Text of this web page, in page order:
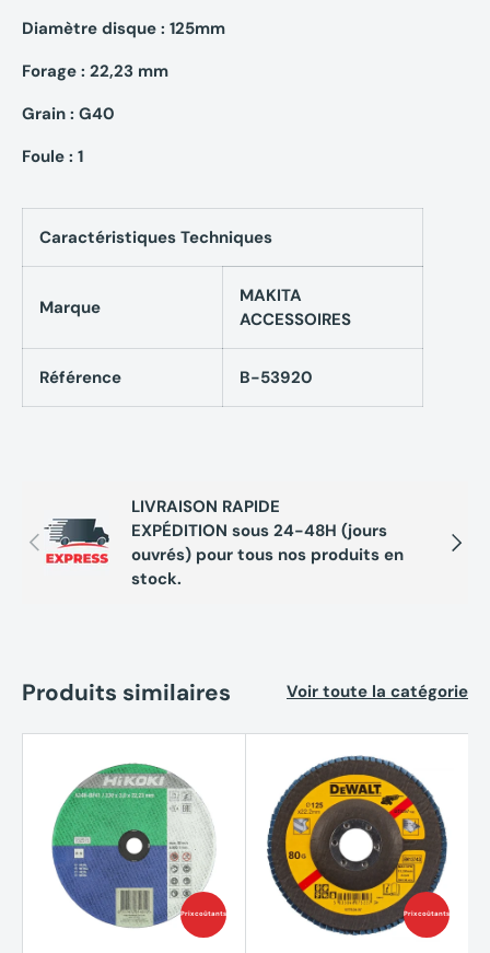
Diamètre disque : 125mm
Forage : 22,23 mm
Grain : G40
Foule : 1
Caractéristiques Techniques
Marque
MAKITA
ACCESSOIRES
Référence B-53920
Précédent
LIVRAISON RAPIDE
EXPÉDITION sous 24-48H (jours
ouvrés) pour tous nos produits en
stock.
Produits similaires Voir toute la catégorie
Prix coûtants Prix coûtants